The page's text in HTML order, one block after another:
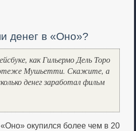
денег в «Оно»?
как Гильермо Дель Торо
Мушьетти. Скажите, а
денег заработал фильм
окупился более чем в 20